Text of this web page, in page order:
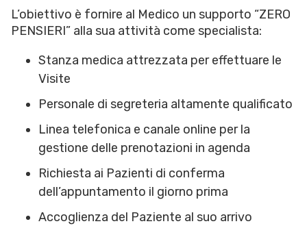
L’obiettivo è fornire al Medico un supporto “ZERO
PENSIERI” alla sua attività come specialista:
Stanza medica attrezzata per effettuare le
Visite
Personale di segreteria altamente qualificato
Linea telefonica e canale online per la
gestione delle prenotazioni in agenda
Richiesta ai Pazienti di conferma
dell’appuntamento il giorno prima
Accoglienza del Paziente al suo arrivo